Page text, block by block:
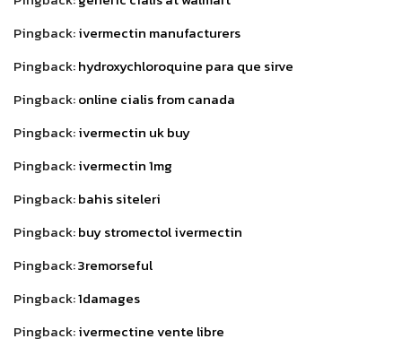
Pingback:ivermectin manufacturers
Pingback:hydroxychloroquine para que sirve
Pingback:online cialis from canada
Pingback:ivermectin uk buy
Pingback:ivermectin 1mg
Pingback:bahis siteleri
Pingback:buy stromectol ivermectin
Pingback:3remorseful
Pingback:1damages
Pingback:ivermectine vente libre